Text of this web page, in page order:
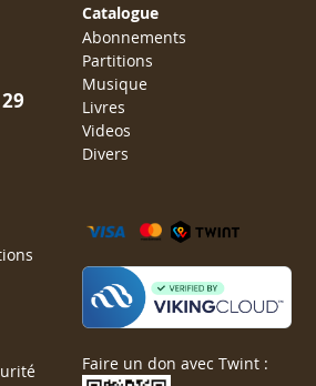
Catalogue
Abonnements
Partitions
Musique
Livres
Videos
Divers
Faire un don avec Twint :